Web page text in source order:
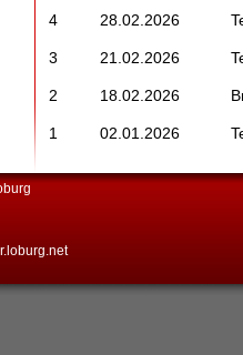
4 28.02.2026
3 21.02.2026
2 18.02.2026
1 02.01.2026